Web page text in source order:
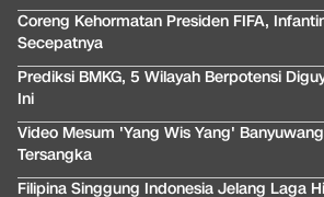
Coreng Kehormatan Presiden FIFA,
Secepatnya
Prediksi BMKG, 5 Wilayah Berpotensi
Ini
Video Mesum 'Yang Wis Yang'
Tersangka
Filipina Singgung Indonesia Jelang Laga